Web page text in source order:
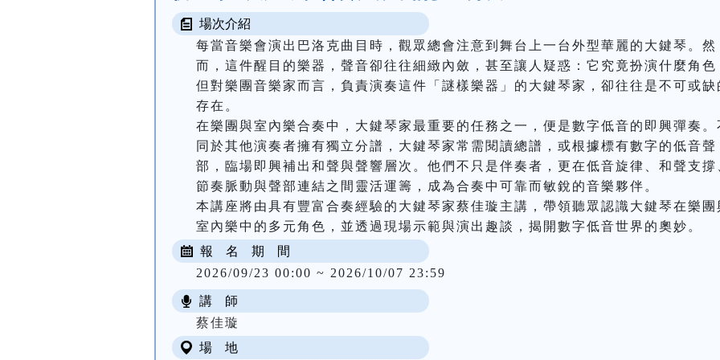
場次介紹
每當音樂會演出巴洛克曲目時，觀眾總會注意到舞台上一台外型華麗的大鍵琴。然
而，這件醒目的樂器，聲音卻往往細緻內斂，甚至讓人疑惑：它究竟扮演什麼角色
但對樂團音樂家而言，負責演奏這件「謎樣樂器」的大鍵琴家，卻往往是不可或缺
存在。
在樂團與室內樂合奏中，大鍵琴家最重要的任務之一，便是數字低音的即興彈奏。
同於其他演奏者擁有獨立分譜，大鍵琴家常需閱讀總譜，或根據標有數字的低音聲
部，臨場即興補出和聲與聲響層次。他們不只是伴奏者，更在低音旋律、和聲支撐
節奏脈動與聲部連結之間靈活運籌，成為合奏中可靠而敏銳的音樂夥伴。
本講座將由具有豐富合奏經驗的大鍵琴家蔡佳璇主講，帶領聽眾認識大鍵琴在樂團
室內樂中的多元角色，並透過現場示範與演出趣談，揭開數字低音世界的奧妙。
報 名 期 間
2026/09/23 00:00 ~ 2026/10/07 23:59
講 師
蔡佳璇
場 地